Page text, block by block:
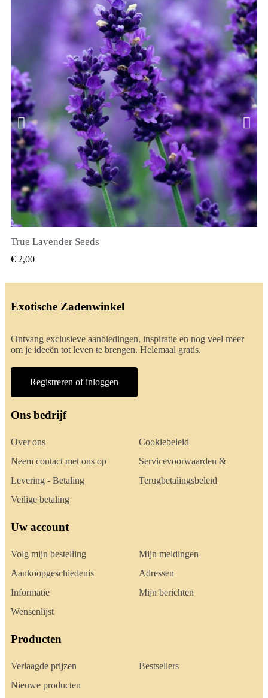
True Lavender Seeds
€ 2,00
Exotische Zadenwinkel
Ontvang exclusieve aanbiedingen, inspiratie en nog veel meer
om je ideeën tot leven te brengen. Helemaal gratis.
Registreren of inloggen
Ons bedrijf
Over ons
Neem contact met ons op
Levering - Betaling
Veilige betaling
Cookiebeleid
Servicevoorwaarden &
Terugbetalingsbeleid
Uw account
Volg mijn bestelling
Aankoopgeschiedenis
Informatie
Wensenlijst
Mijn meldingen
Adressen
Mijn berichten
Producten
Verlaagde prijzen
Nieuwe producten
Bestsellers